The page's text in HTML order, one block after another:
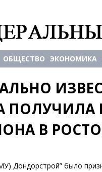
ОБЩЕСТВО ЭКОНОМИКА
ПОЛУЧИЛА
В
Дондорстрой” было